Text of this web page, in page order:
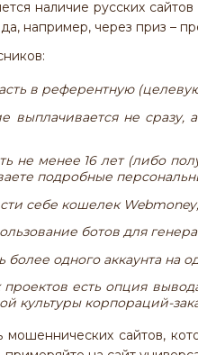
наличие русских
например, через приз –
в референтную
выплачивается не
не менее 16 лет (либо
подробные
себе кошелек Webmoney;
ботов для
более одного аккаунта на
есть опция
культуры корпораций-
мошеннических сайтов,